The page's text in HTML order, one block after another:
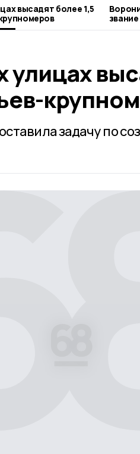
высадят более 1,5
улицах
задачу по